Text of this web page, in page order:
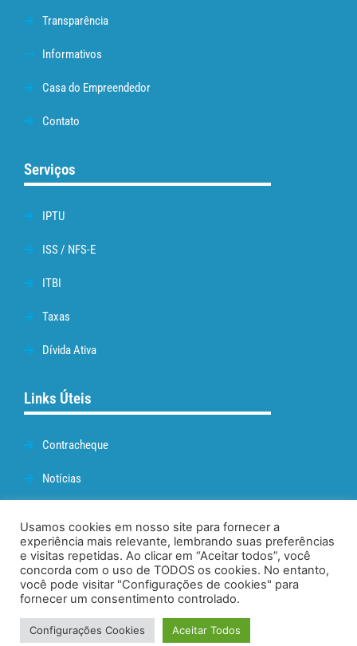
Transparência
Informativos
Casa do Empreendedor
Contato
Serviços
IPTU
ISS / NFS-E
ITBI
Taxas
Dívida Ativa
Links Úteis
Contracheque
Notícias
Webmail
Administração
Usamos cookies em nosso site para fornecer a
experiência mais relevante, lembrando suas preferências
e visitas repetidas. Ao clicar em “Aceitar todos”, você
concorda com o uso de TODOS os cookies. No entanto,
você pode visitar "Configurações de cookies" para
fornecer um consentimento controlado.
Configurações Cookies Aceitar Todos